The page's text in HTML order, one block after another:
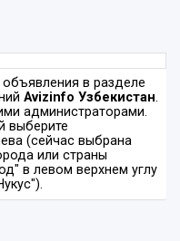
в разделе
Avizinfo Узбекистан.
администраторами.
выберите
(сейчас выбрана
или страны
в левом верхнем углу